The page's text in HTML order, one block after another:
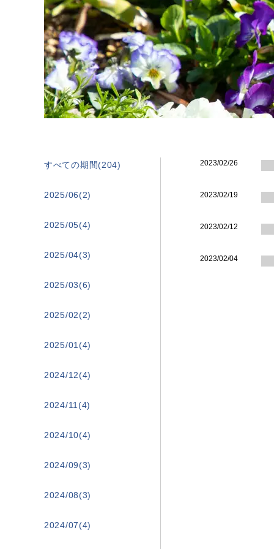
すべての期間(204)
2025/06(2)
2025/05(4)
2025/04(3)
2025/03(6)
2025/02(2)
2025/01(4)
2024/12(4)
2024/11(4)
2024/10(4)
2024/09(3)
2024/08(3)
2024/07(4)
2023/02/26
2023/02/19
2023/02/12
2023/02/04